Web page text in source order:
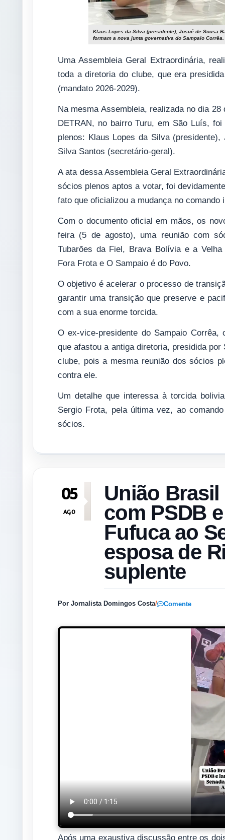
Klaus Lopes da Silva (presidente), Josué de Sousa
formam a nova junta governativa do Sampaio Corrêa.
Uma Assembleia Geral Extraordinária,
toda a diretoria do clube, que era
(mandato 2026-2029).
Na mesma Assembleia, realizada no dia
DETRAN, no bairro Turu, em São Luís,
plenos: Klaus Lopes da Silva
Silva Santos (secretário-geral).
A ata dessa Assembleia Geral
sócios plenos aptos a votar, foi
fato que oficializou a mudança no
Com o documento oficial em mãos, os
feira (5 de agosto), uma reunião com
Tubarões da Fiel, Brava Bolívia e a
Fora Frota e O Sampaio é do Povo.
O objetivo é acelerar o processo de
garantir uma transição que preserve e
com a sua enorme torcida.
O ex-vice-presidente do Sampaio
que afastou a antiga diretoria, presidida
clube, pois a mesma reunião dos sócios
contra ele.
Um detalhe que interessa à torcida
Sergio Frota, pela última vez, ao
sócios.
05
AGO
União
com PSDB
Fufuca ao
esposa de
suplente
Por Jornalista Domingos Costa/ Comente
Após uma exaustiva discussão entre os